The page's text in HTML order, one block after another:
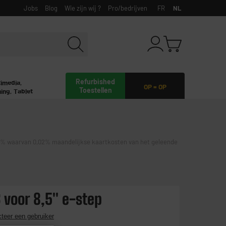
Jobs Blog Wie zijn wij ? Pro/bedrijven FR NL
OP = OP
Refurbished
Toestellen
Tablet
waarvan 0,02% maandelijkse kaartkosten van het geleende
voor 8,5" e-step
een gebruiker